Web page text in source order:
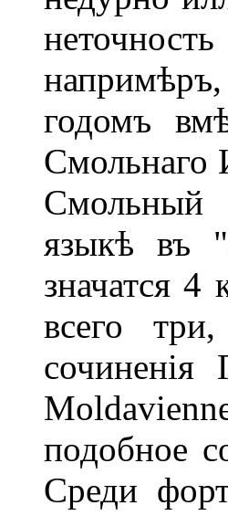
годомъ
Смольнаго
Смольный
языкѣ въ
значатся 4
всего
подобное
Среди